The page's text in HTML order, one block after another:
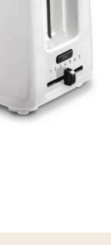
microondas
fondue
fritadeiras
grelhadores
jarros
jarros eléctricos
liquidificadores